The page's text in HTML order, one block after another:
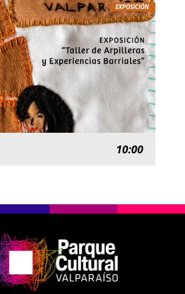
EXPOSICIÓN
10:00